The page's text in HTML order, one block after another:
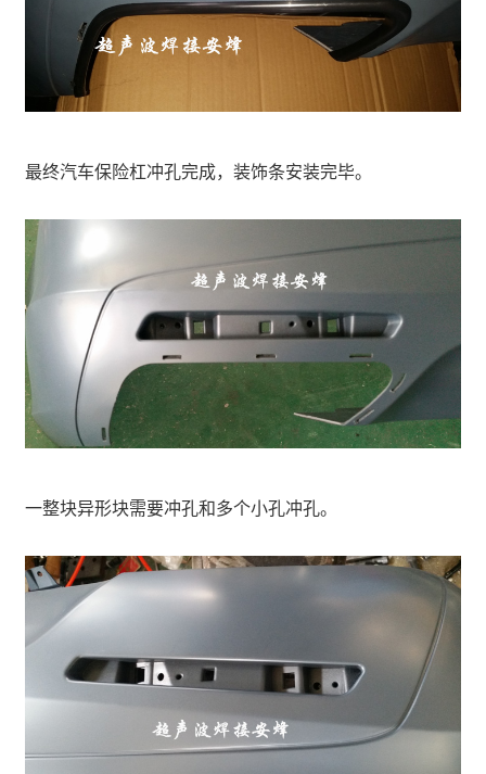
最终汽车保险杠冲孔完成，装饰条安装完毕。
一整块异形块需要冲孔和多个小孔冲孔。